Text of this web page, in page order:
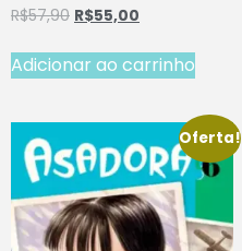
R$57,90 R$55,00
Adicionar ao carrinho
Oferta!